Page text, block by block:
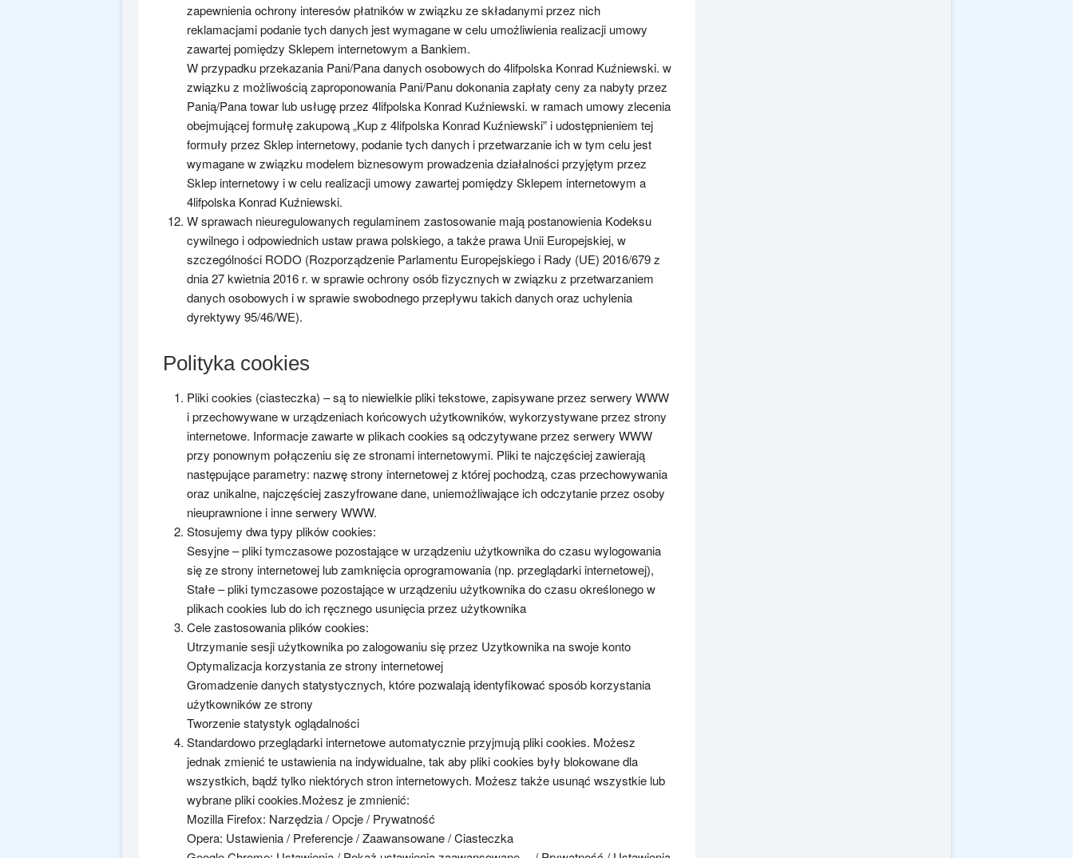
zapewnienia ochrony interesów płatników w związku ze składanymi przez nich
reklamacjami podanie tych danych jest wymagane w celu umożliwienia realizacji umowy
zawartej pomiędzy Sklepem internetowym a Bankiem.
W przypadku przekazania Pani/Pana danych osobowych do 4lifpolska Konrad Kuźniewski. w
związku z możliwością zaproponowania Pani/Panu dokonania zapłaty ceny za nabyty przez
Panią/Pana towar lub usługę przez 4lifpolska Konrad Kuźniewski. w ramach umowy zlecenia
obejmującej formułę zakupową „Kup z 4lifpolska Konrad Kuźniewski” i udostępnieniem tej
formuły przez Sklep internetowy, podanie tych danych i przetwarzanie ich w tym celu jest
wymagane w związku modelem biznesowym prowadzenia działalności przyjętym przez
Sklep internetowy i w celu realizacji umowy zawartej pomiędzy Sklepem internetowym a
4lifpolska Konrad Kuźniewski.
W sprawach nieuregulowanych regulaminem zastosowanie mają postanowienia Kodeksu
cywilnego i odpowiednich ustaw prawa polskiego, a także prawa Unii Europejskiej, w
szczególności RODO (Rozporządzenie Parlamentu Europejskiego i Rady (UE) 2016/679 z
dnia 27 kwietnia 2016 r. w sprawie ochrony osób fizycznych w związku z przetwarzaniem
danych osobowych i w sprawie swobodnego przepływu takich danych oraz uchylenia
dyrektywy 95/46/WE).
Polityka cookies
Pliki cookies (ciasteczka) – są to niewielkie pliki tekstowe, zapisywane przez serwery WWW
i przechowywane w urządzeniach końcowych użytkowników, wykorzystywane przez strony
internetowe. Informacje zawarte w plikach cookies są odczytywane przez serwery WWW
przy ponownym połączeniu się ze stronami internetowymi. Pliki te najczęściej zawierają
następujące parametry: nazwę strony internetowej z której pochodzą, czas przechowywania
oraz unikalne, najczęściej zaszyfrowane dane, uniemożliwające ich odczytanie przez osoby
nieuprawnione i inne serwery WWW.
Stosujemy dwa typy plików cookies:
Sesyjne – pliki tymczasowe pozostające w urządzeniu użytkownika do czasu wylogowania
się ze strony internetowej lub zamknięcia oprogramowania (np. przeglądarki internetowej),
Stałe – pliki tymczasowe pozostające w urządzeniu użytkownika do czasu określonego w
plikach cookies lub do ich ręcznego usunięcia przez użytkownika
Cele zastosowania plików cookies:
Utrzymanie sesji użytkownika po zalogowaniu się przez Uzytkownika na swoje konto
Optymalizacja korzystania ze strony internetowej
Gromadzenie danych statystycznych, które pozwalają identyfikować sposób korzystania
użytkowników ze strony
Tworzenie statystyk oglądalności
Standardowo przeglądarki internetowe automatycznie przyjmują pliki cookies. Możesz
jednak zmienić te ustawienia na indywidualne, tak aby pliki cookies były blokowane dla
wszystkich, bądź tylko niektórych stron internetowych. Możesz także usunąć wszystkie lub
wybrane pliki cookies.Możesz je zmnienić:
Mozilla Firefox: Narzędzia / Opcje / Prywatność
Opera: Ustawienia / Preferencje / Zaawansowane / Ciasteczka